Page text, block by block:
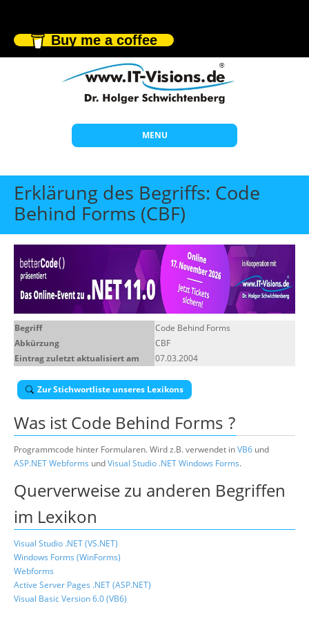
Buy me a coffee
MENU
Start
Themen
Individuelle Schulungen
Offene Seminare
Wissen
Erklärung des Begriffs: Code
Behind Forms (CBF)
Begriff
Code Behind Forms
Abkürzung
CBF
Eintrag zuletzt aktualisiert am
07.03.2004
Zur Stichwortliste unseres Lexikons
Was ist Code Behind Forms ?
Programmcode hinter Formularen. Wird z.B. verwendet inVB6 und
ASP.NETWebforms undVisual Studio .NETWindows Forms.
Querverweise zu anderen Begriffen
im Lexikon
Visual Studio .NET (VS.NET)
Windows Forms (WinForms)
Webforms
Active Server Pages .NET (ASP.NET)
Visual Basic Version 6.0 (VB6)